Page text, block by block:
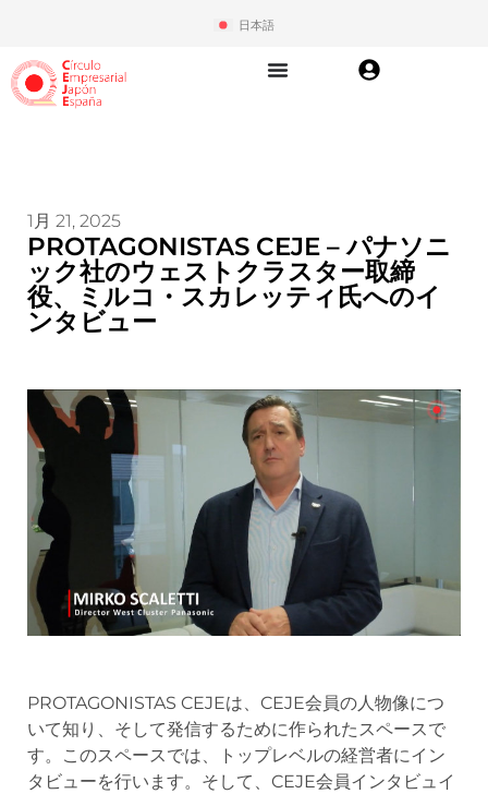
日本語
1月 21, 2025
PROTAGONISTAS CEJE – パナソニ
ック社のウェストクラスター取締
役、ミルコ・スカレッティ氏へのイ
ンタビュー
PROTAGONISTAS CEJEは、CEJE会員の人物像につ
いて知り、そして発信するために作られたスペースで
す。このスペースでは、トップレベルの経営者にイン
タビューを行います。そして、CEJE会員インタビュイ